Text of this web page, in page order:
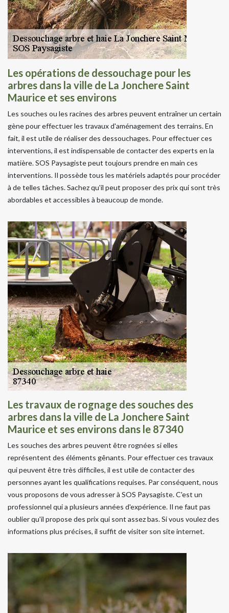
Les opérations de dessouchage pour les
arbres dans la ville de La Jonchere Saint
Maurice et ses environs
Les souches ou les racines des arbres peuvent entraîner un certain
gène pour effectuer les travaux d'aménagement des terrains. En
fait, il est utile de réaliser des dessouchages. Pour effectuer ces
interventions, il est indispensable de contacter des experts en la
matière. SOS Paysagiste peut toujours prendre en main ces
interventions. Il possède tous les matériels adaptés pour procéder
à de telles tâches. Sachez qu'il peut proposer des prix qui sont très
abordables et accessibles à beaucoup de monde.
Les travaux de rognage des souches des
arbres dans la ville de La Jonchere Saint
Maurice et ses environs dans le 87340
Les souches des arbres peuvent être rognées si elles
représentent des éléments gênants. Pour effectuer ces travaux
qui peuvent être très difficiles, il est utile de contacter des
personnes ayant les qualifications requises. Par conséquent, nous
vous proposons de vous adresser à SOS Paysagiste. C'est un
professionnel qui a plusieurs années d'expérience. Il ne faut pas
oublier qu'il propose des prix qui sont assez bas. Si vous voulez des
informations plus précises, il suffit de visiter son site internet.